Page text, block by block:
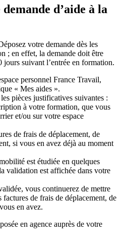
d’aide à la
votre demande dès les
; en effet, la demande doit être
jours suivant l’entrée en formation.
personnel France Travail,
« Mes aides ».
pièces justificatives suivantes :
à votre formation, que vous
et/ou sur votre espace
de frais de déplacement, de
si vous en avez déjà au moment
est étudiée en quelques
validation est affichée dans votre
vous continuerez de mettre
de frais de déplacement, de
en avez.
en agence auprès de votre